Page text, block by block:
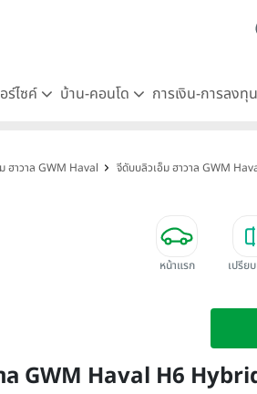
ร์ไซค์ บ้าน-คอนโด การเงิน-การลงทุน
ฮาวาล GWM Haval จีดับบลิวเอ็ม ฮาวาล GWM
หน้าแรก เปรีย
ล GWM Haval H6